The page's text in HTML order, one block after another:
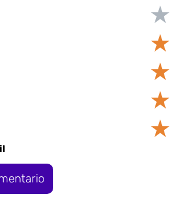
★
★
★
★
★